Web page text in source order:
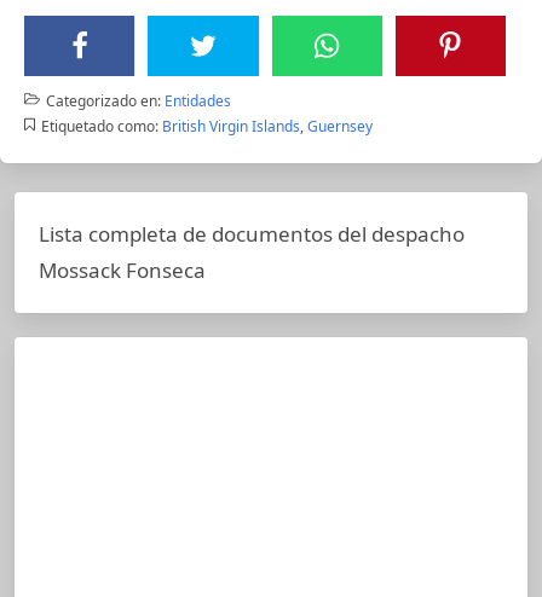
Categorizado en: Entidades
Etiquetado como: British Virgin Islands,Guernsey
Lista completa de documentos del despacho
Mossack Fonseca